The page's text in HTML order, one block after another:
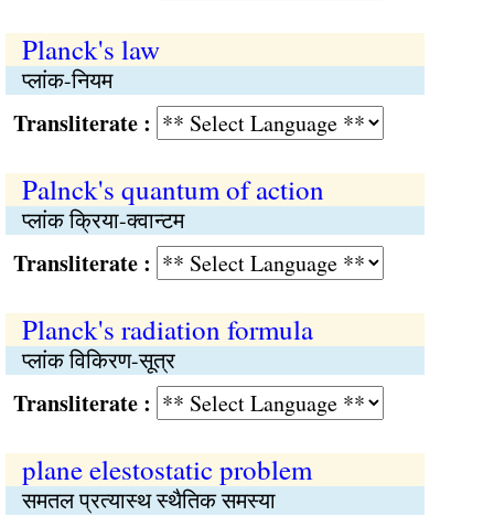
Planck's law
प्लांक-नियम
:
Palnck's quantum of action
प्लांक क्रिया-क्वान्टम
:
Planck's radiation formula
प्लांक विकिरण-सूत्र
:
plane elestostatic problem
समतल प्रत्यास्थ स्थैतिक समस्या